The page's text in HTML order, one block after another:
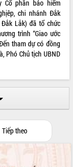
Cổ phần bảo hiểm
chi nhánh Đắk
Lắk) đã tổ chức
trình “Giao ước
tham dự có đồng
Phó Chủ tịch UBND
Tiếp theo